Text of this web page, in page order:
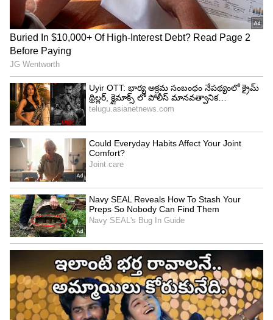
Related Articles
Tirupati Train : హైదరాబాద్ నుండి తిరుపతి,
అరుణాచలం, శ్రీరంగంలకు ఒకే ట్రైన్‌.. టైమింగ్స్ ఇవే..!
Tirupati: రూ. 1000 లోపే హైదరాబాద్ టు తిరుపతి
టూర్‌ ప్లాన్.. అవును ఇలా చేస్తే సాధ్య‌మే
3